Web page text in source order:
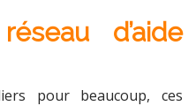
d’aide
pour beaucoup, ces